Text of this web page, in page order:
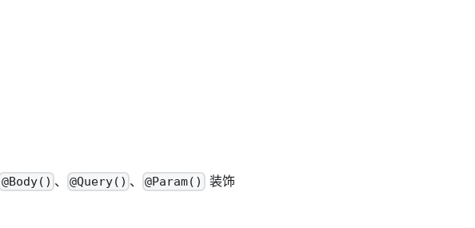
@Body() 、 @Query() 、@Param() 装饰